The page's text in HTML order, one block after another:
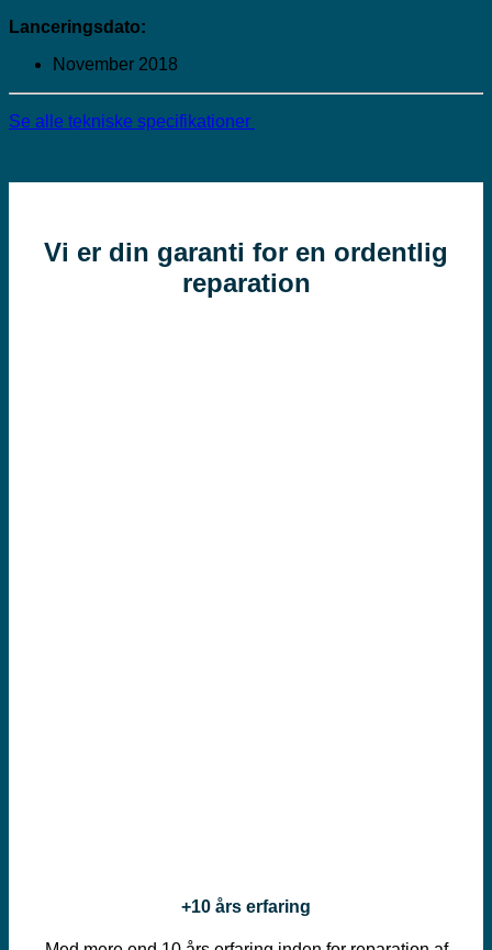
Lanceringsdato:
November 2018
Se alle tekniske specifikationer
Vi er din garanti for en ordentlig
reparation
+10 års erfaring